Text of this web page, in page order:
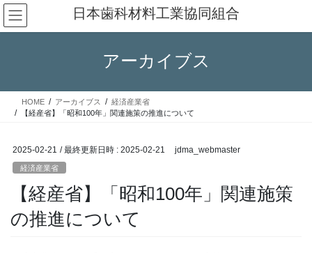
コ
ン
テ
ス
ナ
ビ
ゲ
ン
日本歯科材料工業協同組合
アーカイブス
HOME アーカイブス
経済産業省
【経産省】「昭和100年」関連施策の推進について
2025-02-21 / 最終更新日時 : 2025-02-21 jdma_webmaster
経済産業省
【経産省】「昭和100年」関連施策
の推進について